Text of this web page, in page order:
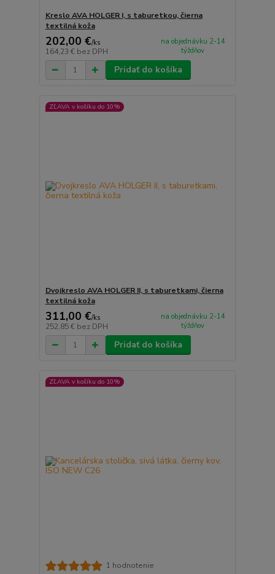
Kreslo AVA HOLGER I, s taburetkou, čierna
textilná koža
202,00 €/ks
164,23 € bez DPH
na objednávku 2-14
týždňov
Pridať do košíka
ZĽAVA v košíku do 10%
Dvojkreslo AVA HOLGER II, s taburetkami, čierna
textilná koža
311,00 €/ks
252,85 € bez DPH
na objednávku 2-14
týždňov
Pridať do košíka
ZĽAVA v košíku do 10%
1 hodnotenie